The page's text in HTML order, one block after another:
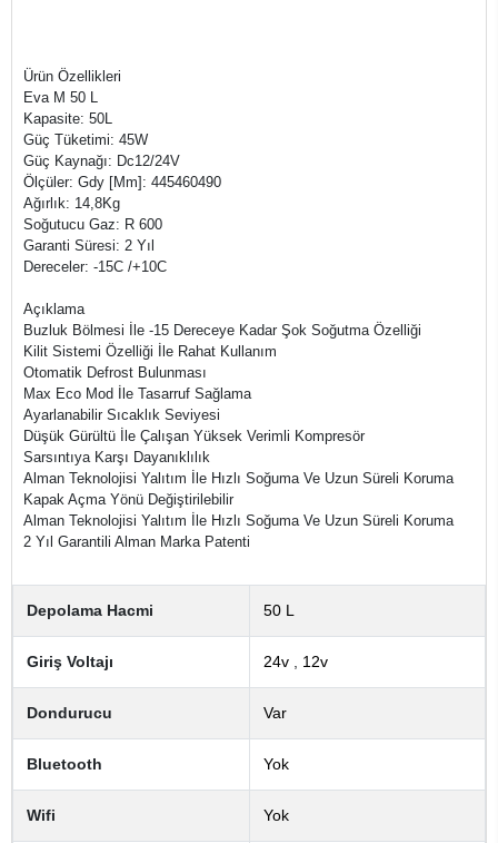
Ürün Özellikleri
Eva M 50 L
Kapasite: 50L
Güç Tüketimi: 45W
Güç Kaynağı: Dc12/24V
Ölçüler: Gdy [Mm]: 445460490
Ağırlık: 14,8Kg
Soğutucu Gaz: R 600
Garanti Süresi: 2 Yıl
Dereceler: -15C /+10C
Açıklama
Buzluk Bölmesi İle -15 Dereceye Kadar Şok Soğutma Özelliği
Kilit Sistemi Özelliği İle Rahat Kullanım
Otomatik Defrost Bulunması
Max Eco Mod İle Tasarruf Sağlama
Ayarlanabilir Sıcaklık Seviyesi
Düşük Gürültü İle Çalışan Yüksek Verimli Kompresör
Sarsıntıya Karşı Dayanıklılık
Alman Teknolojisi Yalıtım İle Hızlı Soğuma Ve Uzun Süreli Koruma
Kapak Açma Yönü Değiştirilebilir
Alman Teknolojisi Yalıtım İle Hızlı Soğuma Ve Uzun Süreli Koruma
2 Yıl Garantili Alman Marka Patenti
Depolama Hacmi 50 L
Giriş Voltajı 24v 12v
Dondurucu Var
Bluetooth Yok
Wifi Yok